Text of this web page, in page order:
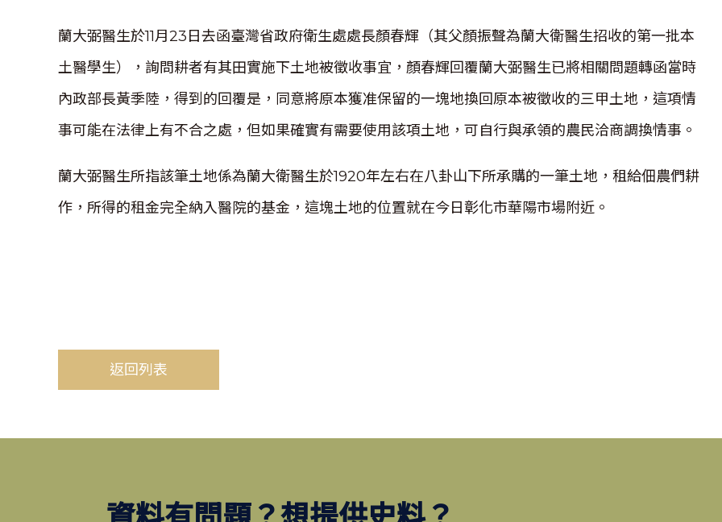
蘭大弼醫生於11月23日去函臺灣省政府衛生處處長顏春輝（其父顏振聲為蘭大衛醫生招收的第一批本
土醫學生），詢問耕者有其田實施下土地被徵收事宜，顏春輝回覆蘭大弼醫生已將相關問題轉函當時
內政部長黃季陸，得到的回覆是，同意將原本獲准保留的一塊地換回原本被徵收的三甲土地，這項情
事可能在法律上有不合之處，但如果確實有需要使用該項土地，可自行與承領的農民洽商調換情事。
蘭大弼醫生所指該筆土地係為蘭大衛醫生於1920年左右在八卦山下所承購的一筆土地，租給佃農們耕
作，所得的租金完全納入醫院的基金，這塊土地的位置就在今日彰化市華陽市場附近。
返回列表